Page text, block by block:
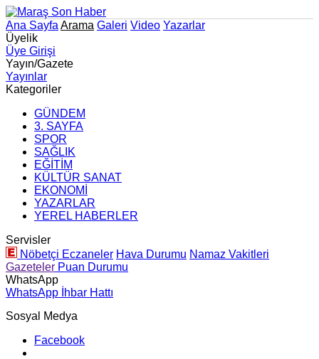
Ana Sayfa Arama Galeri Video Yazarlar
Üyelik
Üye Girişi
Yayın/Gazete
Yayınlar
Kategoriler
GÜNDEM
3. SAYFA
SPOR
SAĞLIK
EĞİTİM
KÜLTÜR SANAT
EKONOMİ
YAZARLAR
YEREL HABERLER
Servisler
Nöbetçi Eczaneler Hava Durumu Namaz Vakitleri
Gazeteler Puan Durumu
WhatsApp
WhatsApp İhbar Hattı
Sosyal Medya
Facebook